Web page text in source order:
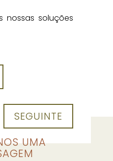
nossas soluções
SEGUINTE
UMA